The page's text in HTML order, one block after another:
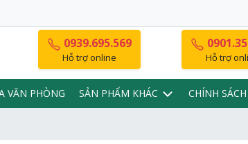
0939.695.569
Hỗ trợ online Hỗ trợ
VĂN PHÒNG SẢN PHẨM KHÁC CHÍNH SÁCH